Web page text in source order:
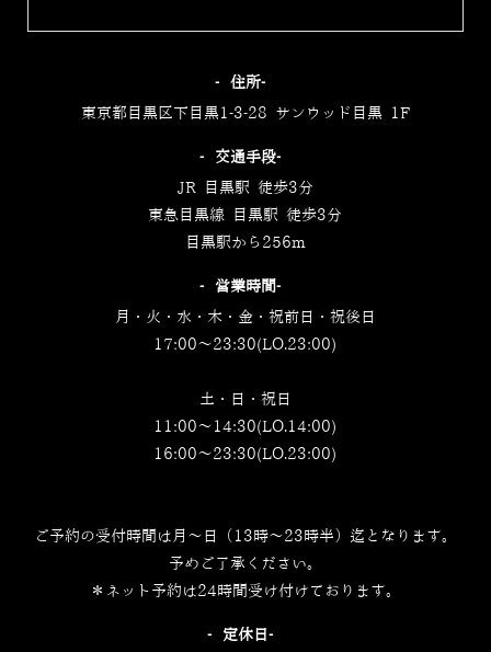
‐住所‐
東京都目黒区下目黒1-3-28 サンウッド目黒 1F
‐交通手段‐
JR 目黒駅 徒歩3分
東急目黒線 目黒駅 徒歩3分
目黒駅から256m
‐営業時間‐
月・火・水・木・金・祝前日・祝後日
17:00～23:30(LO.23:00)
土・日・祝日
11:00～14:30(LO.14:00)
16:00～23:30(LO.23:00)
ご予約の受付時間は月～日（13時～23時半）迄となります。
予めご了承ください。
＊ネット予約は24時間受け付けております。
‐定休日‐